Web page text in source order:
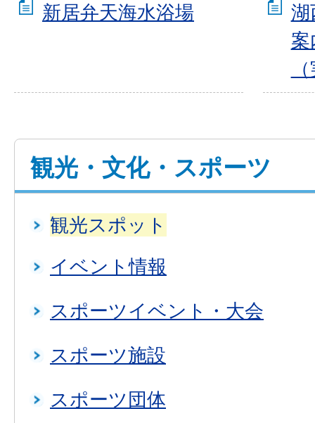
新居弁天海水浴場
湖
観光・文化・スポーツ
観光スポット
イベント情報
スポーツイベント・大会
スポーツ施設
スポーツ団体